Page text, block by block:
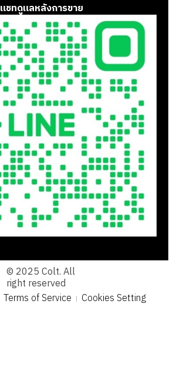
แชทดูแลหลังการขาย
© 2025 Colt. All
right reserved
Terms of Service Cookies Setting